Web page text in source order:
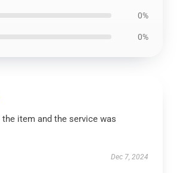
0%
0%
item and the service was
Dec 7, 2024